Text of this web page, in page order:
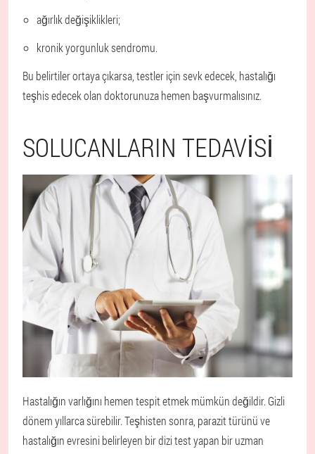
ağırlık değişiklikleri;
kronik yorgunluk sendromu.
Bu belirtiler ortaya çıkarsa, testler için sevk edecek, hastalığı
teşhis edecek olan doktorunuza hemen başvurmalısınız.
SOLUCANLARIN TEDAVISI
Hastalığın varlığını hemen tespit etmek mümkün değildir. Gizli
dönem yıllarca sürebilir. Teşhisten sonra, parazit türünü ve
hastalığın evresini belirleyen bir dizi test yapan bir uzman